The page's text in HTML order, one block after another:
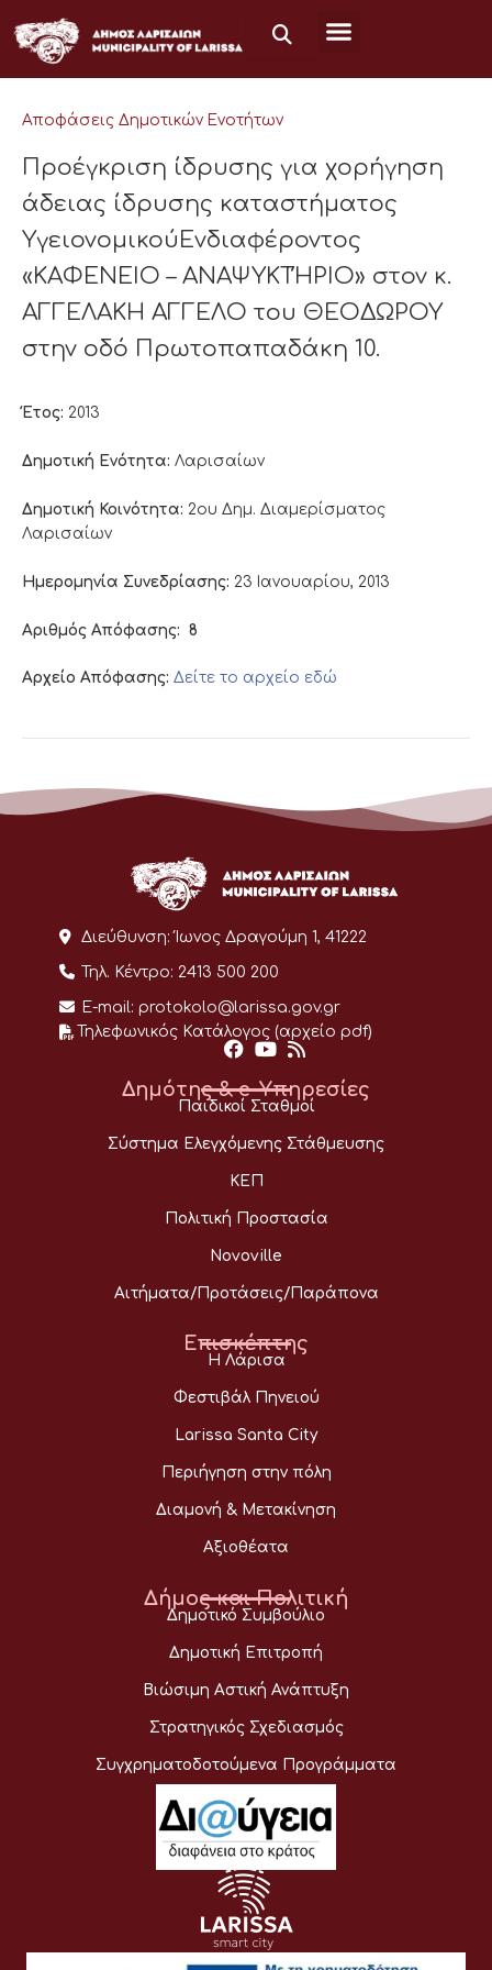
στο
περιεχόμενο
Αποφάσεις Δημοτικών Ενοτήτων
Προέγκριση ίδρυσης για χορήγηση
άδειας ίδρυσης καταστήματος
ΥγειονομικούΕνδιαφέροντος
«ΚΑΦΕΝΕΙΟ – ΑΝΑΨΥΚΤΉΡΙΟ» στον κ.
ΑΓΓΕΛΑΚΗ ΑΓΓΕΛΟ του ΘΕΟΔΩΡΟΥ
στην οδό Πρωτοπαπαδάκη 10.
Έτος: 2013
Δημοτική Ενότητα: Λαρισαίων
Δημοτική Κοινότητα: 2ου Δημ. Διαμερίσματος
Λαρισαίων
Ημερομηνία Συνεδρίασης: 23 Ιανουαρίου, 2013
Αριθμός Απόφασης: 8
Αρχείο Απόφασης: Δείτε το αρχείο εδώ
Διεύθυνση: Ίωνος Δραγούμη 1, 41222
Τηλ. Κέντρο: 2413 500 200
E-mail: protokolo@larissa.gov.gr
Τηλεφωνικός Κατάλογος (αρχείο pdf)
Δημότης & e-Υπηρεσίες
Παιδικοί Σταθμοί
Σύστημα Ελεγχόμενης Στάθμευσης
ΚΕΠ
Πολιτική Προστασία
Novoville
Αιτήματα/Προτάσεις/Παράπονα
Επισκέπτης
Η Λάρισα
Φεστιβάλ Πηνειού
Larissa Santa City
Περιήγηση στην πόλη
Διαμονή & Μετακίνηση
Αξιοθέατα
Δήμος και Πολιτική
Δημοτικό Συμβούλιο
Δημοτική Επιτροπή
Βιώσιμη Αστική Ανάπτυξη
Στρατηγικός Σχεδιασμός
Συγχρηματοδοτούμενα Προγράμματα